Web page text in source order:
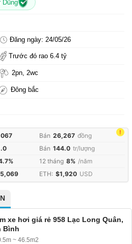
Dũng
Đăng ngày: 24/05/26
Trước đó rao 6.4 tỷ
2pn, 2wc
Đông bắc
!
Bán 26,267 đồng
Bán 144.0 tr/lượng
12 tháng 8% /năm
ETH: $1,920 USD
xe hơi giá rẻ 958 Lạc Long Quân,
Bình
~ 46.5m2